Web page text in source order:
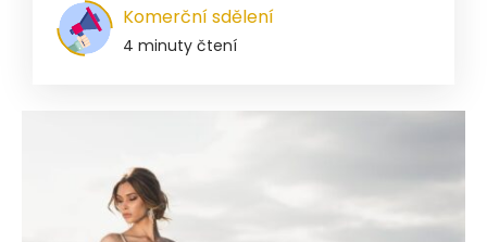
Komerční sdělení
4 minuty čtení